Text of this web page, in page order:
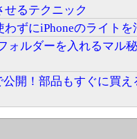
るテクニック
ずにiPhoneのライトを
ォルダーを入れるマル
公開！部品もすぐに買